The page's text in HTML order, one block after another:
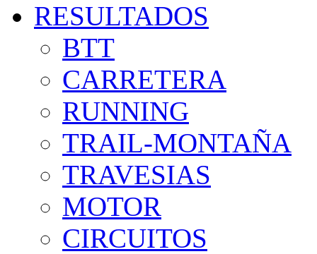
RESULTADOS
BTT
CARRETERA
RUNNING
TRAIL-MONTAÑA
TRAVESIAS
MOTOR
CIRCUITOS